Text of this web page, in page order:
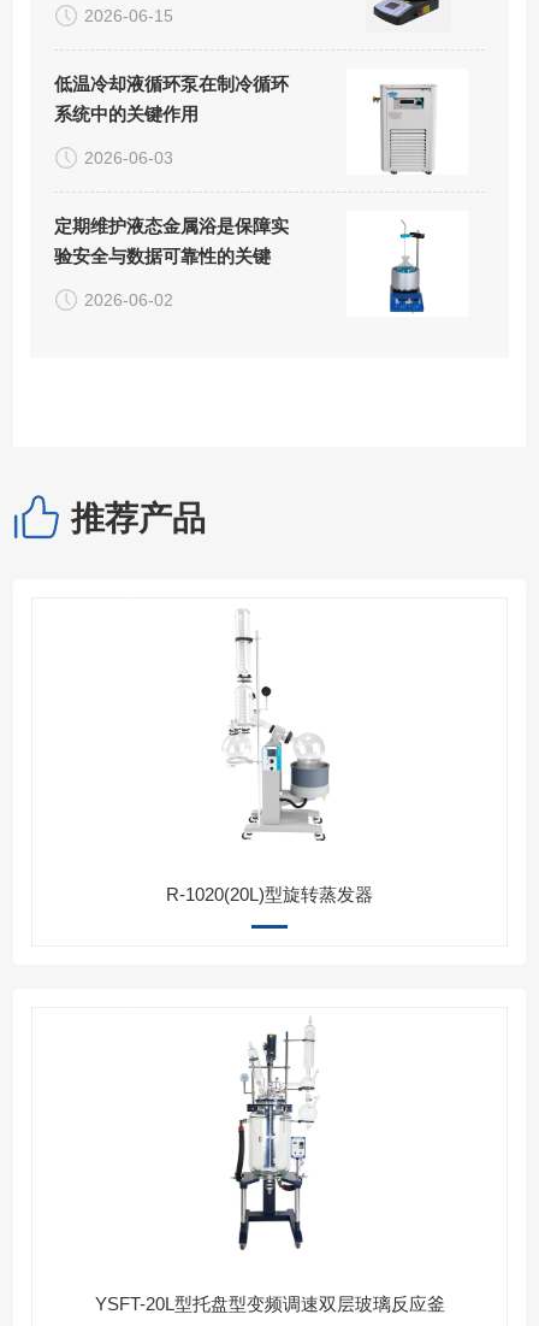
2026-06-15
低温冷却液循环泵在制冷循环
系统中的关键作用
2026-06-03
定期维护液态金属浴是保障实
验安全与数据可靠性的关键
2026-06-02
推荐产品
R-1020(20L)型旋转蒸发器
YSFT-20L型托盘型变频调速双层玻璃反应釜